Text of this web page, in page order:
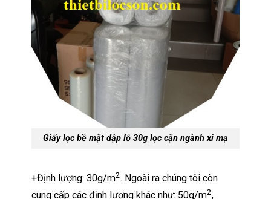
Giấy lọc bề mặt dập lỗ 30g lọc cặn ngành xi mạ
+Định lượng: 30g/m2. Ngoài ra chúng tôi còn
cung cấp các định lượng khác như: 50g/m2,